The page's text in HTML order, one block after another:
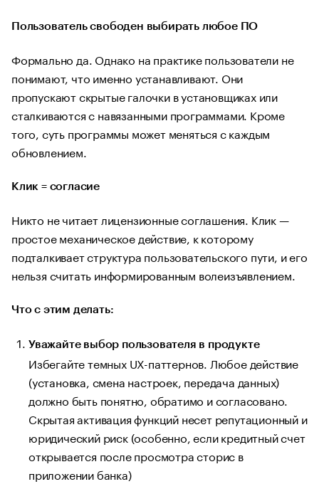
Пользователь свободен выбирать любое ПО
Формально да. Однако на практике пользователи не
понимают, что именно устанавливают. Они
пропускают скрытые галочки в установщиках или
сталкиваются с навязанными программами. Кроме
того, суть программы может меняться с каждым
обновлением.
Клик = согласие
Никто не читает лицензионные соглашения. Клик —
простое механическое действие, к которому
подталкивает структура пользовательского пути, и его
нельзя считать информированным волеизъявлением.
Что с этим делать:
Уважайте выбор пользователя в продукте
Избегайте темных UX-паттернов. Любое действие
(установка, смена настроек, передача данных)
должно быть понятно, обратимо и согласовано.
Скрытая активация функций несет репутационный и
юридический риск (особенно, если кредитный счет
открывается после просмотра сторис в
приложении банка)